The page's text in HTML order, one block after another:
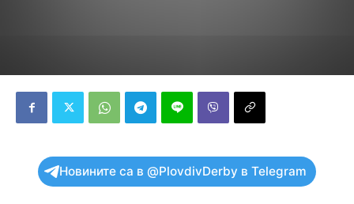
Новините са в @PlovdivDerby в Telegram